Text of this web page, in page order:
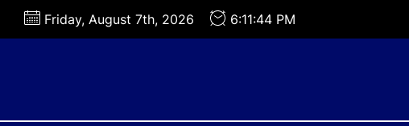
Skip
Friday, August 7th, 2026 6:11:45 PM